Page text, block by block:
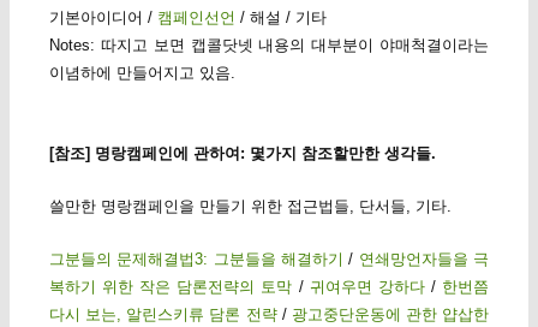
기본아이디어 / 캠페인선언 / 해설 / 기타
Notes: 따지고 보면 캡콜닷넷 내용의 대부분이 야매척결이라는
이념하에 만들어지고 있음.
[참조] 명랑캠페인에 관하여: 몇가지 참조할만한 생각들.
쓸만한 명랑캠페인을 만들기 위한 접근법들, 단서들, 기타.
그분들의 문제해결법3: 그분들을 해결하기 / 연쇄망언자들을 극
복하기 위한 작은 담론전략의 토막 / 귀여우면 강하다/ 한번쯤
다시 보는, 알린스키류 담론 전략/ 광고중단운동에 관한 얍삽한